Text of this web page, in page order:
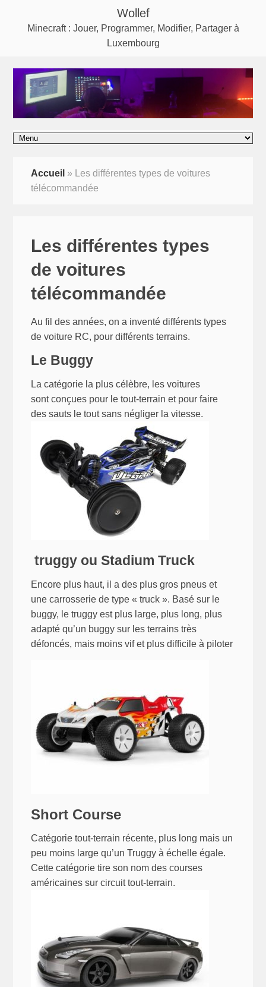
Wollef
Minecraft : Jouer, Programmer, Modifier, Partager à
Luxembourg
Accueil »
Les différentes types de voitures
télécommandée
Les différentes types
de voitures
télécommandée
Au fil des années, on a inventé différents types
de voiture RC, pour différents terrains.
Le Buggy
La catégorie la plus célèbre, les voitures
sont conçues pour le tout-terrain et pour faire
des sauts le tout sans négliger la vitesse.
truggy ou Stadium Truck
Encore plus haut, il a des plus gros pneus et
une carrosserie de type « truck ». Basé sur le
buggy, le truggy est plus large, plus long, plus
adapté qu’un buggy sur les terrains très
défoncés, mais moins vif et plus difficile à piloter
Short Course
Catégorie tout-terrain récente, plus long mais un
peu moins large qu’un Truggy à échelle égale.
Cette catégorie tire son nom des courses
américaines sur circuit tout-terrain.